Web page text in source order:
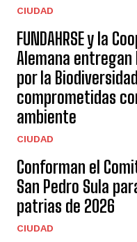
CIUDAD
FUNDAHRSE y la
Alemana entregan
por la
comprometidas
ambiente
CIUDAD
Conforman el
San Pedro Sula
patrias de 2026
CIUDAD